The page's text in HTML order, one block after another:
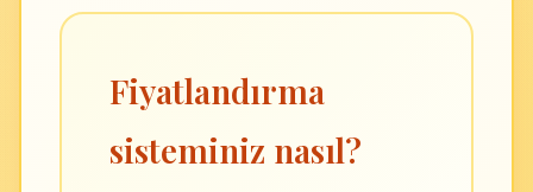
Fiyatlandırma
sisteminiz nasıl?